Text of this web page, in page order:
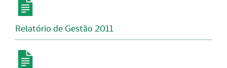
Relatório de Gestão 2011